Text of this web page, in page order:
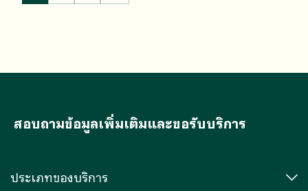
สอบถามข้อมูลเพิ่มเติมและขอรับบริการ